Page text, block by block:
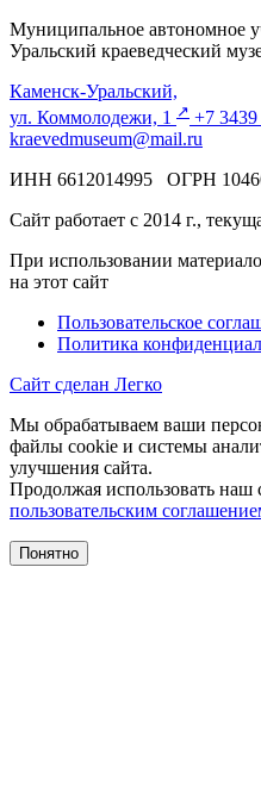
Муниципальное автономное
Уральский краеведческий
Каменск-Уральский,
ул. Коммолодежи, 1 ↗️ +7
kraevedmuseum@mail.ru
ИНН 6612014995 ОГРН
Сайт работает с 2014 г.,
При использовании
на этот сайт
Пользовательское
Политика
Сайт сделан Легко
Мы обрабатываем ваши
файлы cookie и системы
улучшения сайта.
Продолжая использовать наш
пользовательским
Понятно